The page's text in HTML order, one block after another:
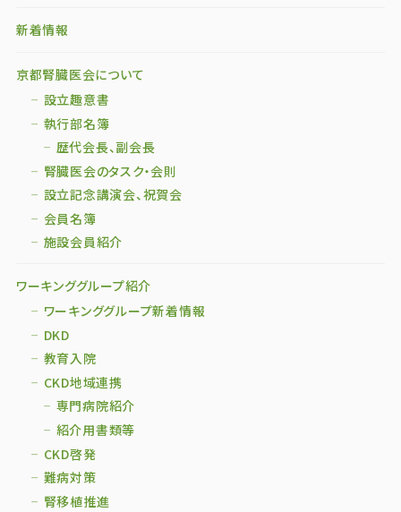
新着情報
京都腎臓医会について
設立趣意書
執行部名簿
歴代会長、副会長
腎臓医会のタスク・会則
設立記念講演会、祝賀会
会員名簿
施設会員紹介
ワーキンググループ紹介
ワーキンググループ新着情報
DKD
教育入院
CKD地域連携
専門病院紹介
紹介用書類等
CKD啓発
難病対策
腎移植推進